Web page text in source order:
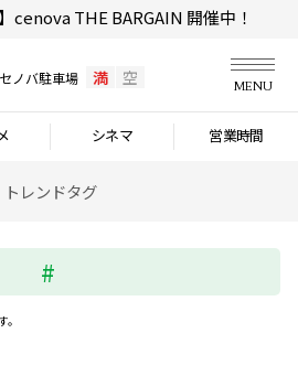
cenova THE BARGAIN 開催中！
ノバ駐車場 満 空 MENU
シネマ 営業時間
トレンドタグ